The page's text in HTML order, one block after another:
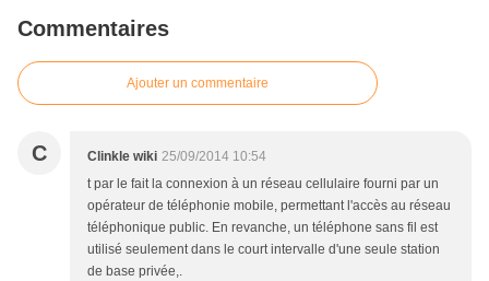
Commentaires
Ajouter un commentaire
C Clinkle wiki 25/09/2014 10:54
t par le fait la connexion à un réseau cellulaire fourni par un
opérateur de téléphonie mobile, permettant l'accès au réseau
téléphonique public. En revanche, un téléphone sans fil est
utilisé seulement dans le court intervalle d'une seule station
de base privée,.